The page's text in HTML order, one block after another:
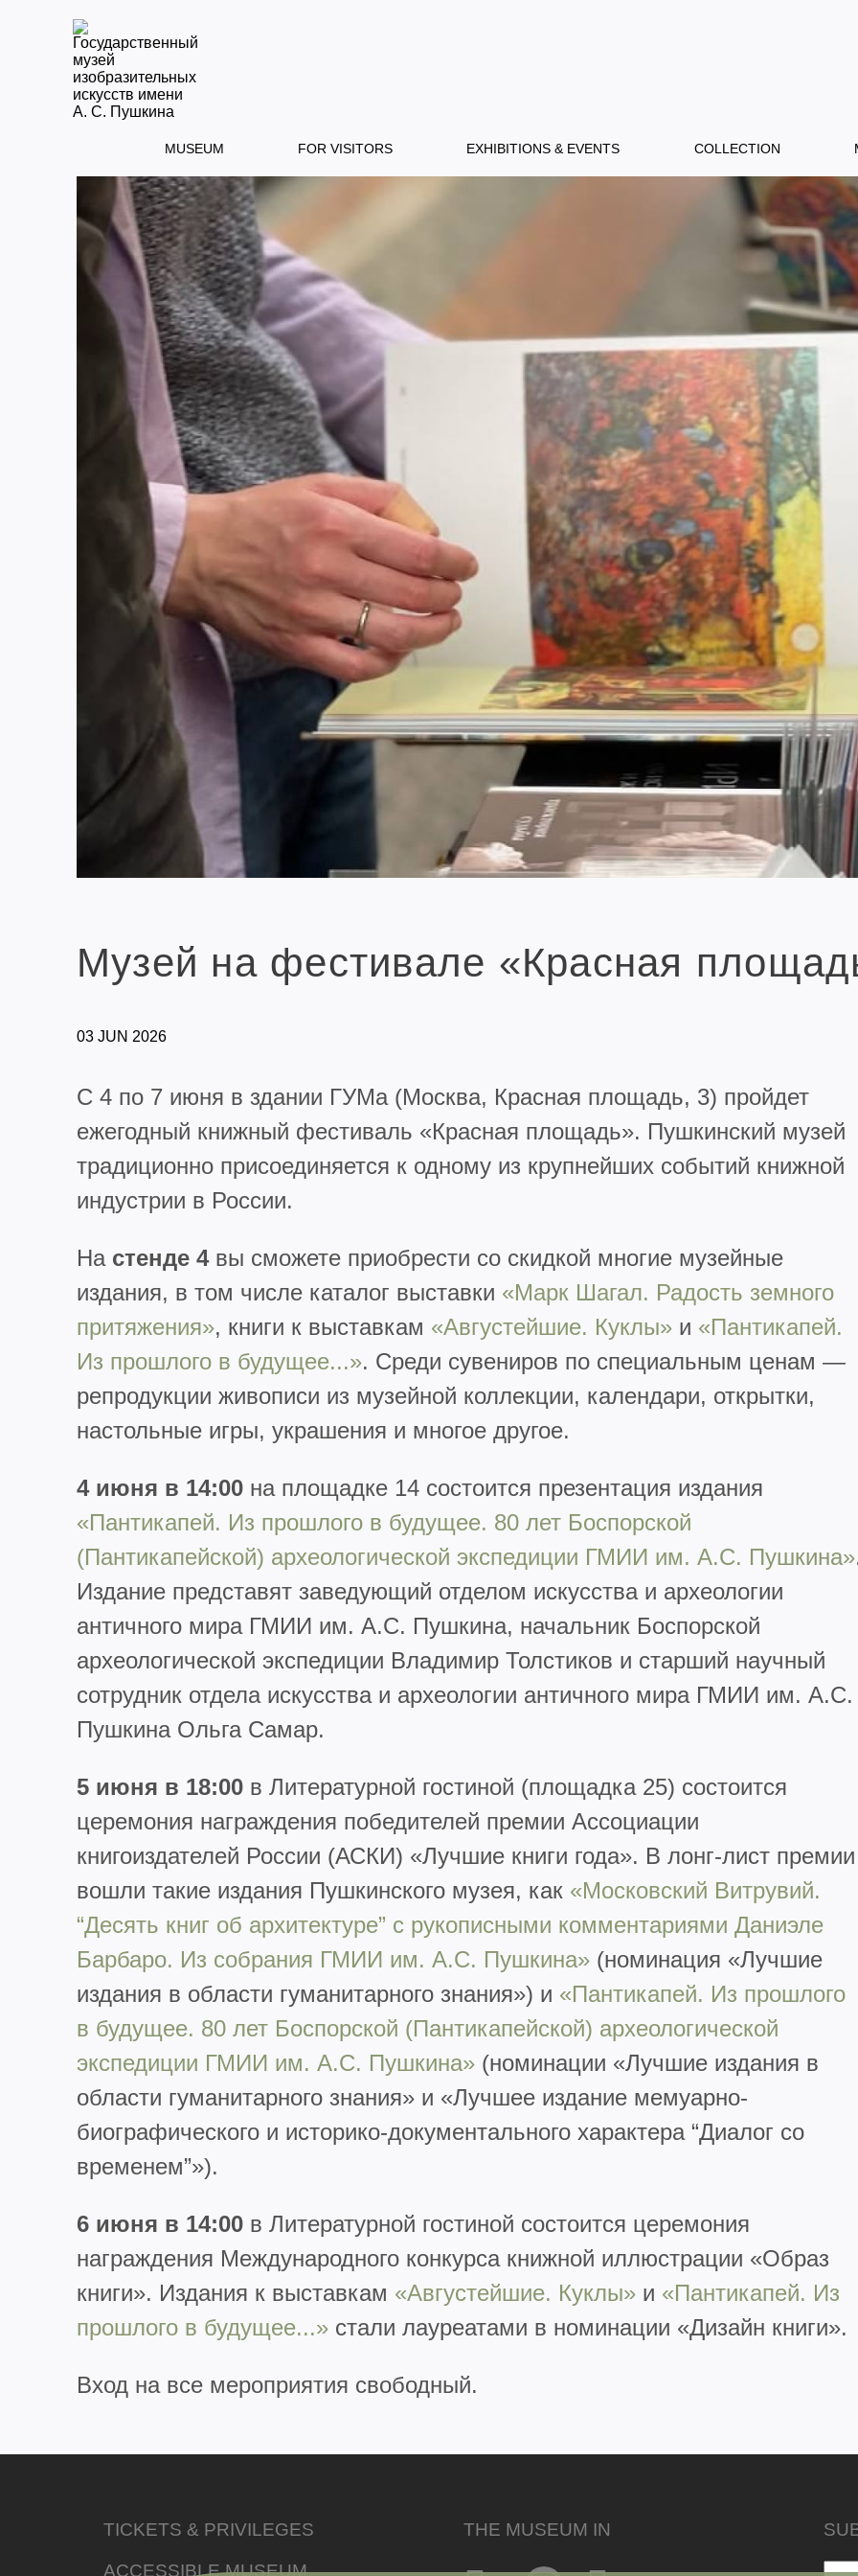
MUSEUM FOR VISITORS EXHIBITIONS & EVENTS COLLECTION
Музей на фестивале «Красная
03 JUN 2026
С 4 по 7 июня в здании ГУМа (Москва, Красная площадь, 3) пройдет
ежегодный книжный фестиваль «Красная площадь». Пушкинский музей
традиционно присоединяется к одному из крупнейших событий книжной
индустрии в России.
На стенде 4 вы сможете приобрести со скидкой многие музейные
издания, в том числе каталог выставки «Марк Шагал. Радость земного
притяжения», книги к выставкам «Августейшие. Куклы» и «Пантикапей.
Из прошлого в будущее...». Среди сувениров по специальным ценам —
репродукции живописи из музейной коллекции, календари, открытки,
настольные игры, украшения и многое другое.
4 июня в 14:00 на площадке 14 состоится презентация издания
«Пантикапей. Из прошлого в будущее. 80 лет Боспорской
(Пантикапейской) археологической экспедиции ГМИИ им. А.С. Пушкина»
Издание представят заведующий отделом искусства и археологии
античного мира ГМИИ им. А.С. Пушкина, начальник Боспорской
археологической экспедиции Владимир Толстиков и старший научный
сотрудник отдела искусства и археологии античного мира ГМИИ им. А.С.
Пушкина Ольга Самар.
5 июня в 18:00 в Литературной гостиной (площадка 25) состоится
церемония награждения победителей премии Ассоциации
книгоиздателей России (АСКИ) «Лучшие книги года». В лонг-лист премии
вошли такие издания Пушкинского музея, как «Московский Витрувий.
“Десять книг об архитектуре” с рукописными комментариями Даниэле
Барбаро. Из собрания ГМИИ им. А.С. Пушкина» (номинация «Лучшие
издания в области гуманитарного знания») и «Пантикапей. Из прошлого
в будущее. 80 лет Боспорской (Пантикапейской) археологической
экспедиции ГМИИ им. А.С. Пушкина» (номинации «Лучшие издания в
области гуманитарного знания» и «Лучшее издание мемуарно-
биографического и историко-документального характера “Диалог со
временем”»).
6 июня в 14:00 в Литературной гостиной состоится церемония
награждения Международного конкурса книжной иллюстрации «Образ
книги». Издания к выставкам «Августейшие. Куклы» и «Пантикапей. Из
прошлого в будущее...» стали лауреатами в номинации «Дизайн книги».
Вход на все мероприятия свободный.
TICKETS & PRIVILEGES
ACCESSIBLE MUSEUM
THE MUSEUM IN